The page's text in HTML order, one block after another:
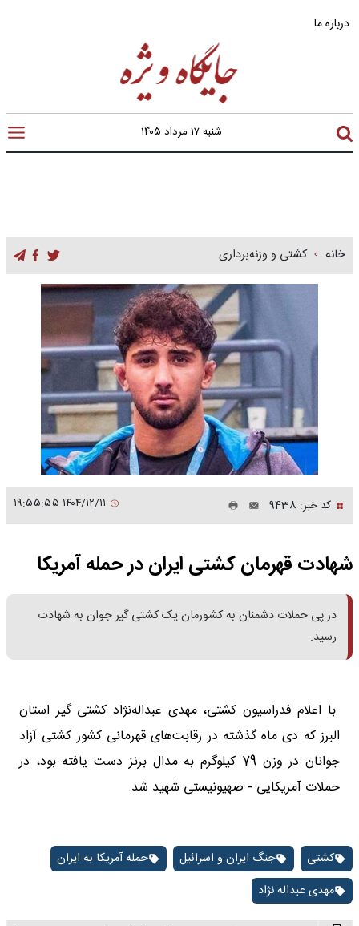
درباره ما
شنبه ۱۷ مرداد ۱۴۰۵
خانه کشتی و وزنه‌برداری
کد خبر: 9438
شهادت قهرمان کشتی ایران در حمله آمریکا
در پی حملات دشمنان به کشورمان یک کشتی گیر جوان به شهادت
رسید.
با اعلام فدراسیون کشتی، مهدی عبداله‌نژاد کشتی گیر استان
البرز که دی ماه گذشته در رقابت‌های قهرمانی کشور کشتی آزاد
جوانان در وزن 79 کیلوگرم به مدال برنز دست یافته بود، در
حملات آمریکایی - صهیونیستی شهید شد.
کشتی جنگ ایران و اسرائیل
حمله آمریکا به ایران
مهدی عبداله نژاد